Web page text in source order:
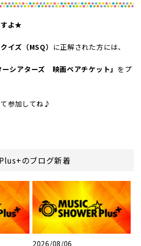
よ★
イズ（MSQ） に正解された方には、
ーシアターズ 映画ペアチケット」 をプ
参加してね♪
のブログ新着
2026/08/06